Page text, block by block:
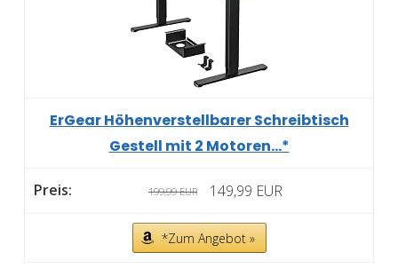
ErGear Höhenverstellbarer Schreibtisch
Gestell mit 2 Motoren...*
199,99 EUR 149,99 EUR
*Zum Angebot »